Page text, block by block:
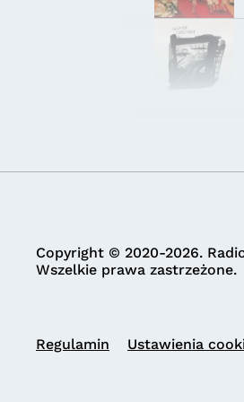
Copyright © 2020-2026.
Wszelkie prawa zastrzeżone.
Regulamin Ustawienia